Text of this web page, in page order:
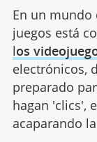
En un mundo
juegos está
los
electrónicos,
preparado
hagan 'clics',
acaparando